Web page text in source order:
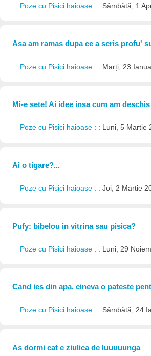
Poze cu Pisici haioase : : Sâmbătă, 1
Asa am ramas dupa ce a scris profu'
Poze cu Pisici haioase : : Marți, 23
Mi-e sete! Ai idee insa cum am
Poze cu Pisici haioase : : Luni, 5 Martie
Ai o tigare?...
Poze cu Pisici haioase : : Joi, 2 Martie
Pufy: bibelou in vitrina sau pisica?
Poze cu Pisici haioase : : Luni, 29
Cand ies din apa, cineva o pateste
Poze cu Pisici haioase : : Sâmbătă, 24
As dormi cat e ziulica de luuuuunga